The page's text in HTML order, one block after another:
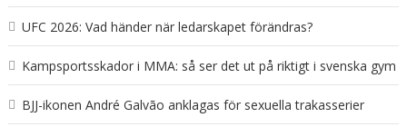
UFC 2026: Vad händer när ledarskapet förändras?
Kampsportsskador i MMA: så ser det ut på riktigt i svenska gym
BJJ-ikonen André Galvão anklagas för sexuella trakasserier